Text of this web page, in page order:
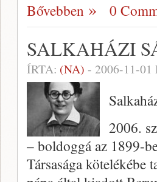
Bővebben 0
SALKAHÁZI
ÍRTA: (NA) - 2006-11-01
2006.
– boldoggá az 1899-
Társasága